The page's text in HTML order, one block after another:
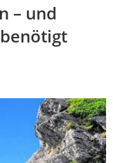
– und